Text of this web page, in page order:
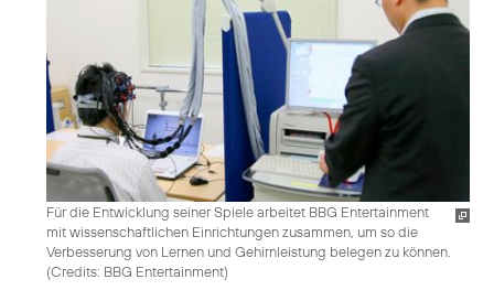
Für die Entwicklung seiner Spiele arbeitet BBG Entertainment
mit wissenschaftlichen Einrichtungen zusammen, um so die
Verbesserung von Lernen und Gehirnleistung belegen zu können.
(Credits: BBG Entertainment)